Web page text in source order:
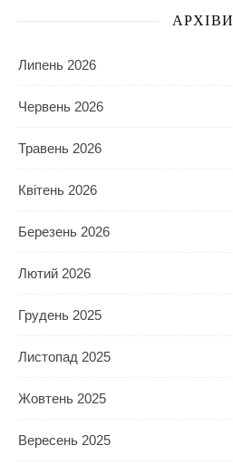
АРХІВИ
Липень 2026
Червень 2026
Травень 2026
Квітень 2026
Березень 2026
Лютий 2026
Грудень 2025
Листопад 2025
Жовтень 2025
Вересень 2025